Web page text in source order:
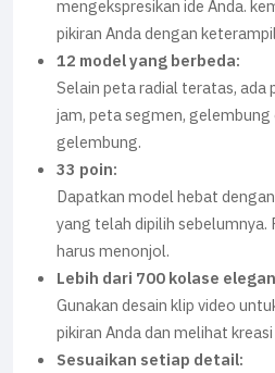
mengekspresikan ide Anda.
pikiran Anda dengan
12 model yang berbeda:
Selain peta radial teratas, ada
jam, peta segmen,
gelembung.
33 poin:
Dapatkan model hebat
yang telah dipilih
harus menonjol.
Lebih dari 700 kolase
Gunakan desain klip video
pikiran Anda dan melihat kreasi
Sesuaikan setiap detail: